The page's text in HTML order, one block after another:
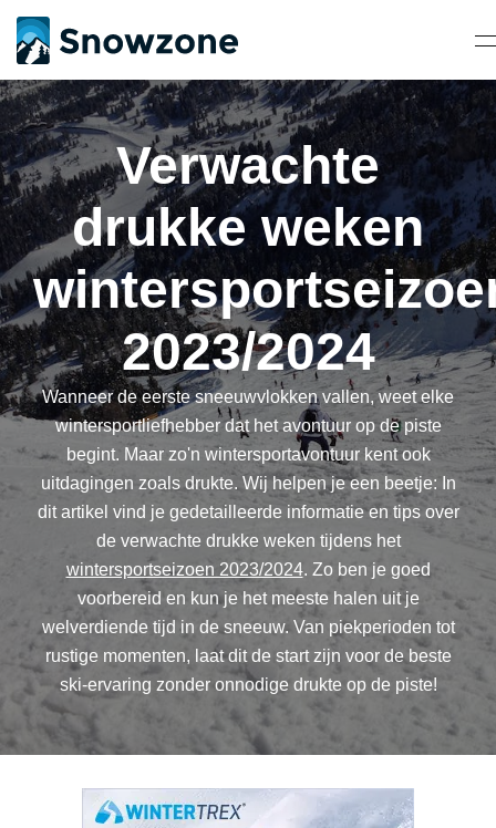
Verwachte
drukke weken
2023/2024
Wanneer de eerste sneeuwvlokken vallen, weet elke
wintersportliefhebber dat het avontuur op de piste
begint. Maar zo'n wintersportavontuur kent ook
uitdagingen zoals drukte. Wij helpen je een beetje: In
dit artikel vind je gedetailleerde informatie en tips over
de verwachte drukke weken tijdens het
wintersportseizoen 2023/2024. Zo ben je goed
voorbereid en kun je het meeste halen uit je
welverdiende tijd in de sneeuw. Van piekperioden tot
rustige momenten, laat dit de start zijn voor de beste
ski-ervaring zonder onnodige drukte op de piste!